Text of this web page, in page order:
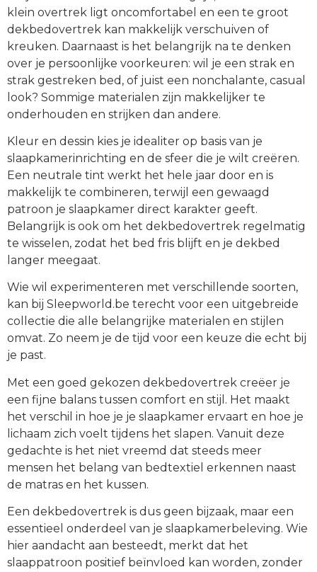
klein overtrek ligt oncomfortabel en een te groot
dekbedovertrek kan makkelijk verschuiven of
kreuken. Daarnaast is het belangrijk na te denken
over je persoonlijke voorkeuren: wil je een strak en
strak gestreken bed, of juist een nonchalante, casual
look? Sommige materialen zijn makkelijker te
onderhouden en strijken dan andere.
Kleur en dessin kies je idealiter op basis van je
slaapkamerinrichting en de sfeer die je wilt creëren.
Een neutrale tint werkt het hele jaar door en is
makkelijk te combineren, terwijl een gewaagd
patroon je slaapkamer direct karakter geeft.
Belangrijk is ook om het dekbedovertrek regelmatig
te wisselen, zodat het bed fris blijft en je dekbed
langer meegaat.
Wie wil experimenteren met verschillende soorten,
kan bij Sleepworld.be terecht voor een uitgebreide
collectie die alle belangrijke materialen en stijlen
omvat. Zo neem je de tijd voor een keuze die echt bij
je past.
Met een goed gekozen dekbedovertrek creëer je
een fijne balans tussen comfort en stijl. Het maakt
het verschil in hoe je je slaapkamer ervaart en hoe je
lichaam zich voelt tijdens het slapen. Vanuit deze
gedachte is het niet vreemd dat steeds meer
mensen het belang van bedtextiel erkennen naast
de matras en het kussen.
Een dekbedovertrek is dus geen bijzaak, maar een
essentieel onderdeel van je slaapkamerbeleving. Wie
hier aandacht aan besteedt, merkt dat het
slaappatroon positief beïnvloed kan worden, zonder